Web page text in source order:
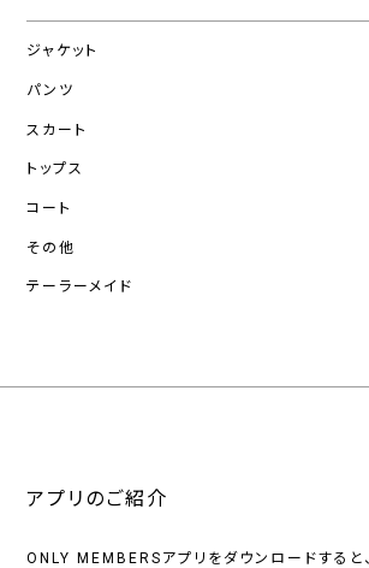
ジャケット
パンツ
スカート
トップス
コート
その他
テーラーメイド
アプリのご紹介
ONLY MEMBERSアプリをダウンロードすると、